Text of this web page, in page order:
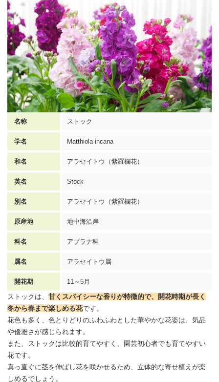
名称 ストック
学名 Matthiola incana
和名 アラセイトウ（紫羅欄花）
英名 Stock
別名 アラセイトウ（紫羅欄花）
原産地 地中海沿岸
科名 アブラナ科
属名 アラセイトウ属
開花期 11～5月
ストックは、 甘くスパイシーな香りが特徴的で、開花時期が長く
冬から春まで楽しめる花です。
花色も多く、色とりどりのふわふわとした華やかな花姿は、気品
や優雅さが感じられます。
また、ストックは比較的育てやすく、園芸初心者でも育てやすい
花です。
真っ直ぐに茎を伸ばし花を咲かせるため、立体的な寄せ植えが楽
しめるでしょう。